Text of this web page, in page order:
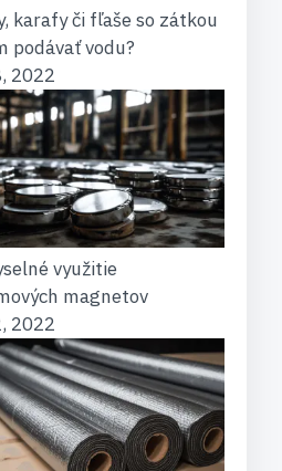
karafy či fľaše so zátkou
podávať vodu?
2022
využitie
magnetov
2022